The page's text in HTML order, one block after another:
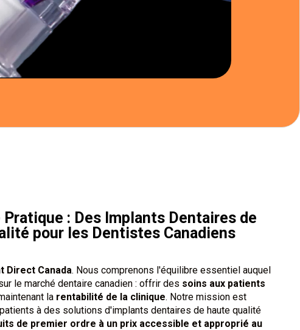
Pratique : Des Implants Dentaires de
pour les Dentistes Canadiens
Direct Canada. Nous comprenons l'équilibre essentiel auquel
le marché dentaire canadien : offrir des soins aux patients
la rentabilité de la clinique. Notre mission est
à des solutions d'implants dentaires de haute qualité
de premier ordre à un prix accessible et approprié au